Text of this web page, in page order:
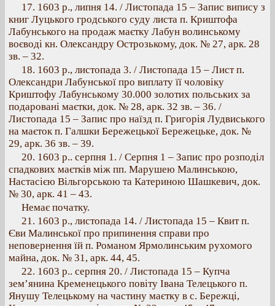
17. 1603 p., липня 14. / Листопада 15 – Запис випису з
книг Луцького гродського суду листа п. Криштофа
Лабунського на продаж маєтку Лабун волинському
воєводі кн. Олександру Острозькому, док. № 27, арк. 28
зв. – 32.
18. 1603 p., листопада 3. / Листопада 15 – Лист п.
Олександри Лабунської про виплату її чоловіку
Криштофу Лабунському 30.000 золотих польських за
подаровані маєтки, док. № 28, арк. 32 зв. – 36. /
Листопада 15 – Запис про наїзд п. Григорія Лудвиського
на маєток п. Галшки Бережецької Бережецьке, док. №
29, арк. 36 зв. – 39.
20. 1603 р.. серпня 1. / Серпня 1 – Запис про розподіл
спадкових маєтків між пп. Марушею Малинською,
Настасією Вільгорською та Катериною Шашкевич, док.
№ 30, арк. 41 – 43.
Немає початку.
21. 1603 p., листопада 14. / Листопада 15 – Квит п.
Єви Малинської про припинення справи про
неповернення їй п. Романом Ярмолинським рухомого
майна, док. № 31, арк. 44, 45.
22. 1603 p.. серпня 20. / Листопада 15 – Купча
зем’янина Кременецького повіту Івана Телецького п.
Янушу Телецькому на частину маєтку в с. Бережці,